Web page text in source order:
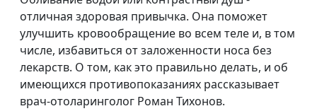
священнослужитель
Как судить о жизни
правильно?
Павел Жуков,
священнослужитель
#73
Слышать Бога — как?
Павел Жуков,
священнослужитель
отличная здоровая привычка. Она поможет
улучшить кровообращение во всем теле и, в том
числе, избавиться от заложенности носа без
лекарств. О том, как это правильно делать, и об
имеющихся противопоказаниях рассказывает
врач-отоларинголог Роман Тихонов.